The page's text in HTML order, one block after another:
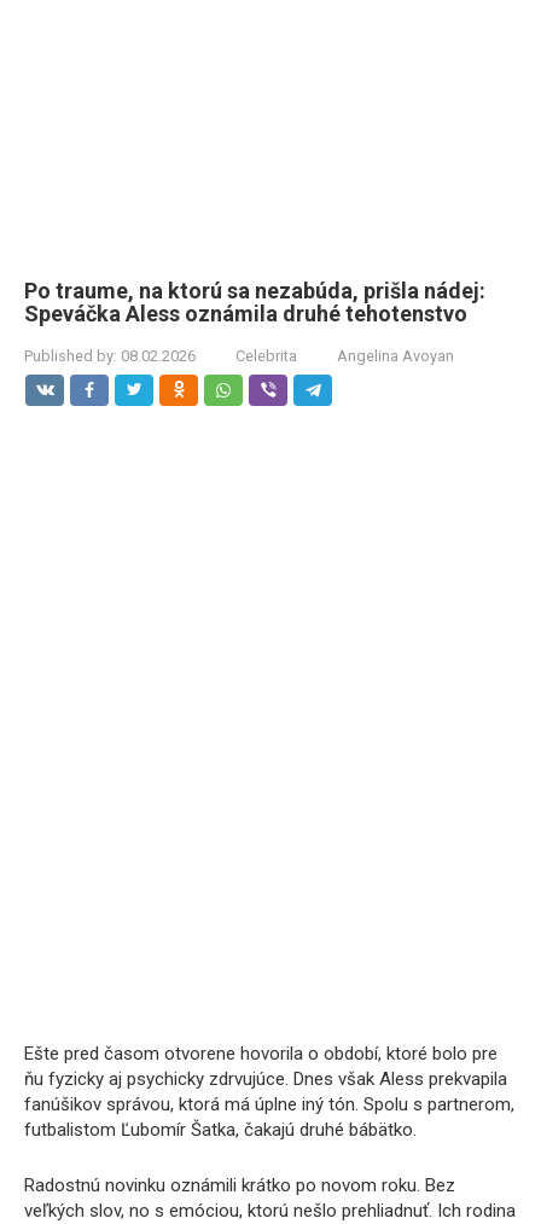
Po traume, na ktorú sa nezabúda, prišla nádej:
Speváčka Aless oznámila druhé tehotenstvo
Published by: 08.02.2026 Celebrita Angelina Avoyan
Ešte pred časom otvorene hovorila o období, ktoré bolo pre
ňu fyzicky aj psychicky zdrvujúce. Dnes však Aless prekvapila
fanúšikov správou, ktorá má úplne iný tón. Spolu s partnerom,
futbalistom Ľubomír Šatka, čakajú druhé bábätko.
Radostnú novinku oznámili krátko po novom roku. Bez
veľkých slov, no s emóciou, ktorú nešlo prehliadnuť. Ich rodina